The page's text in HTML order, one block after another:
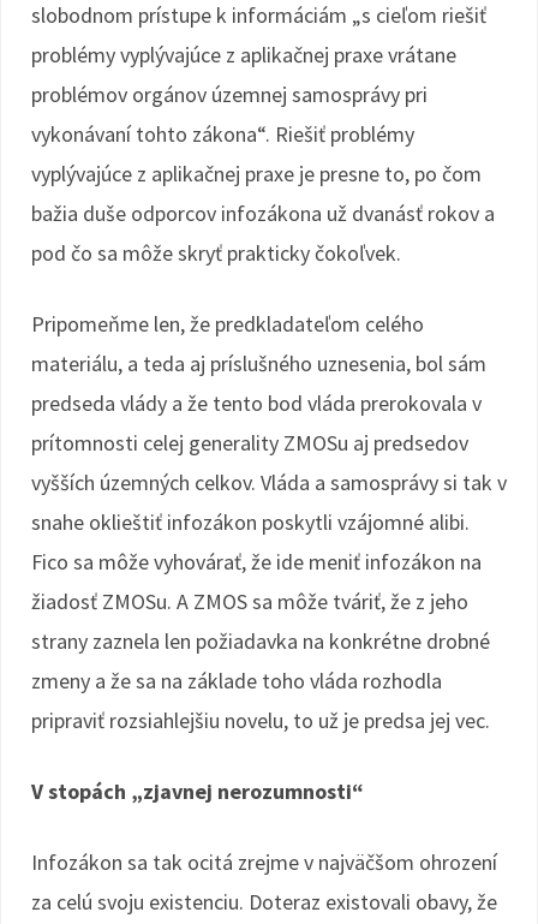
slobodnom prístupe k informáciám „s cieľom riešiť
problémy vyplývajúce z aplikačnej praxe vrátane
problémov orgánov územnej samosprávy pri
vykonávaní tohto zákona“. Riešiť problémy
vyplývajúce z aplikačnej praxe je presne to, po čom
bažia duše odporcov infozákona už dvanásť rokov a
pod čo sa môže skryť prakticky čokoľvek.
Pripomeňme len, že predkladateľom celého
materiálu, a teda aj príslušného uznesenia, bol sám
predseda vlády a že tento bod vláda prerokovala v
prítomnosti celej generality ZMOSu aj predsedov
vyšších územných celkov. Vláda a samosprávy si tak v
snahe oklieštiť infozákon poskytli vzájomné alibi.
Fico sa môže vyhovárať, že ide meniť infozákon na
žiadosť ZMOSu. A ZMOS sa môže tváriť, že z jeho
strany zaznela len požiadavka na konkrétne drobné
zmeny a že sa na základe toho vláda rozhodla
pripraviť rozsiahlejšiu novelu, to už je predsa jej vec.
V stopách „zjavnej nerozumnosti“
Infozákon sa tak ocitá zrejme v najväčšom ohrození
za celú svoju existenciu. Doteraz existovali obavy, že